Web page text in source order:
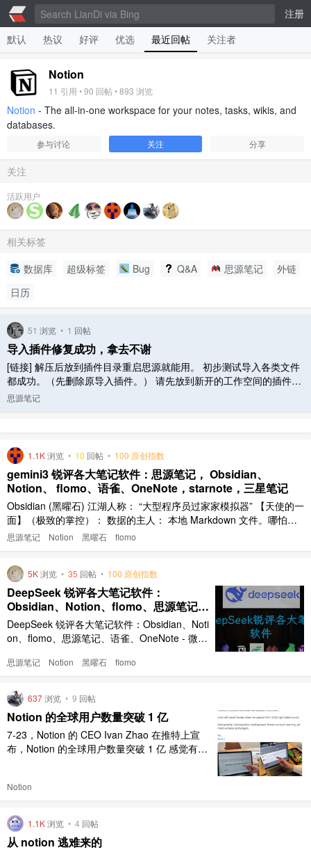
注册
默认
热议 好评 优选 最近回帖 关注者
Notion
11 引用 •90 回帖 •893 浏览
Notion - The all-in-one workspace for your notes, tasks, wikis, and
databases.
参与讨论 关注 分享
关注
活跃用户
相关标签
数据库
超级标签 Bug Q&A 思源笔记
外链
日历
51 浏览 • 1 回帖
导入插件修复成功，拿去不谢
[链接] 解压后放到插件目录重启思源就能用。 初步测试导入各类文件
都成功。（先删除原导入插件。） 请先放到新开的工作空间的插件目
录里使用。测试放心后再放到常用的工作空间里使用。 使用前请备份
思源笔记
1.1K浏览 • 10 回帖 • 100 原创指数
gemini3 锐评各大笔记软件：思源笔记， Obsidian、
Notion、 flomo、语雀、OneNote，starnote，三星笔记
Obsidian (黑曜石) 江湖人称： “大型程序员过家家模拟器” 【天使的一
面】（极致的掌控）： 数据的主人： 本地 Markdown 文件。哪怕明
天 Obsidian 公司倒闭，老板卷款跑路，你的笔记依然静静躺在你的硬
思源笔记 Notion 黑曜石 flomo
5K浏览 • 35 回帖 • 100 原创指数
DeepSeek 锐评各大笔记软件：
Obsidian、Notion、flomo、思源笔记、
语雀、OneNote
DeepSeek 锐评各大笔记软件：Obsidian、Noti
on、flomo、思源笔记、语雀、OneNote - 微信
_dNr-ihcbACqLw 2025-02-03 18:49:37 [图片]
思源笔记 Notion 黑曜石 flomo
637浏览 • 9 回帖
Notion 的全球用户数量突破 1 亿
7-23，Notion 的 CEO Ivan Zhao 在推特上宣
布，Notion 的全球用户数量突破 1 亿 感觉有点
Notion
1.1K浏览 • 4 回帖
从 notion 逃难来的